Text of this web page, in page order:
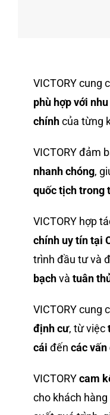
VICTORY cung
phù hợp với
chínhcủa từng
VICTORY đảm
nhanh chóng,
quốc tịch trong
VICTORY hợp
chính uy tín tại
trình đầu tư và
bạchvà tuân
VICTORY cung
định cư, từ việc
cái đến các
VICTORYcam
cho khách